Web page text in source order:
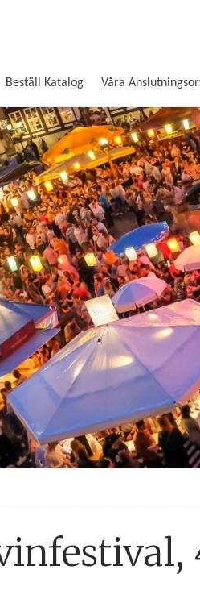
Beställ Katalog Våra